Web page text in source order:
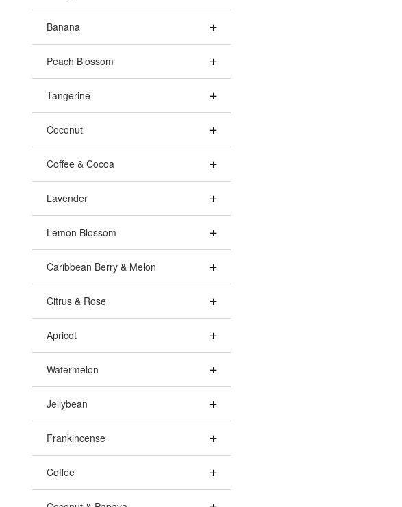
Banana
Peach Blossom
Tangerine
Coconut
Coffee & Cocoa
Lavender
Lemon Blossom
Caribbean Berry & Melon
Citrus & Rose
Apricot
Watermelon
Jellybean
Frankincense
Coffee